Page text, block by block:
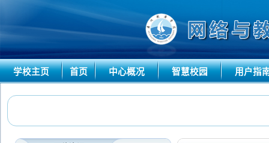
学校主页 首页 中心概况 智慧校园 用户指